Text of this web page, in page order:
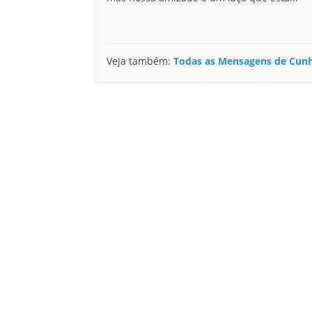
Veja também: Todas as Mensagens de